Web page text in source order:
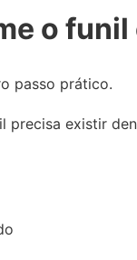
o funil
passo prático.
precisa existir